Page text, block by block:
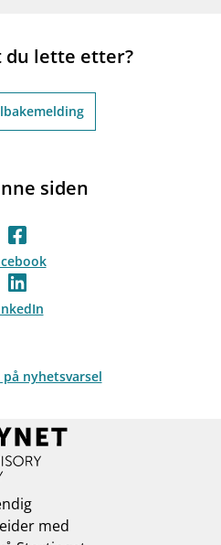
du lette etter?
siden
nyhetsvarsel
med